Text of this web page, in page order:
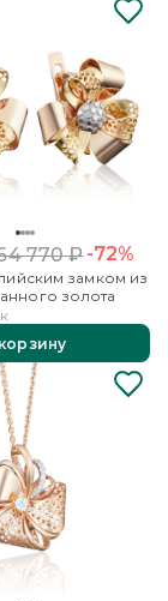
770₽-72%
замком из
золота